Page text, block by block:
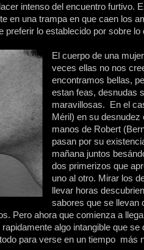
intenso del encuentro furtivo.
en una trampa en que caen los
preferir lo establecido por sobre lo
El cuerpo de una
veces ellas no nos
encontramos bellas,
estan feas, desnudas
maravillosas. En el
Méril) en su
manos de Robert
pasan por su
mañana juntos
dos primerizos que
uno al otro. Mirar los
llevar horas
sabores que se llevan
Pero ahora que comienza a
algo intangible que se
para verse en un tiempo más